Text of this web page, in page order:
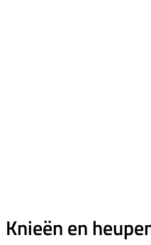
Knieën en